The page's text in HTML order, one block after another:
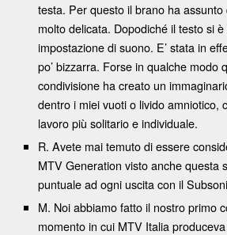
testa. Per questo il brano ha
molto delicata. Dopodiché il testo si
impostazione di suono. E’ stata in
po’ bizzarra. Forse in qualche modo
condivisione ha creato un
dentro i miei vuoti o livido amniotico,
lavoro più solitario e individuale.
R. Avete mai temuto di essere
MTV Generation visto anche questa
puntuale ad ogni uscita con il
M. Noi abbiamo fatto il nostro primo
momento in cui MTV Italia